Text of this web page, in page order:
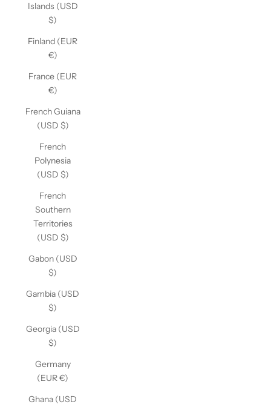
Islands (USD
$)
Finland (EUR
€)
France (EUR
€)
French Guiana
(USD $)
French
Polynesia
(USD $)
French
Southern
Territories
(USD $)
Gabon (USD
$)
Gambia (USD
$)
Georgia (USD
$)
Germany
(EUR €)
Ghana (USD